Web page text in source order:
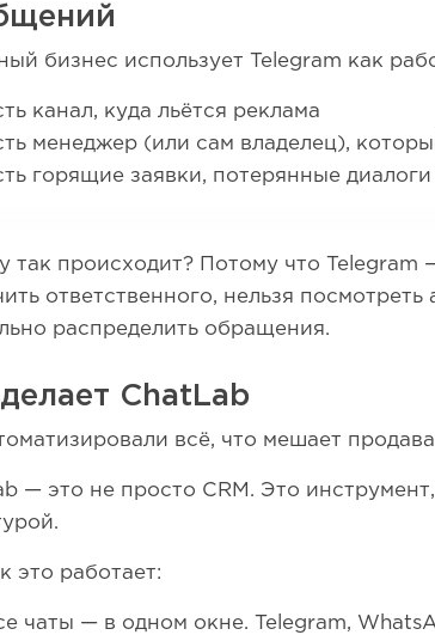
бизнес использует Telegram как
канал, куда льётся реклама
менеджер (или сам владелец),
горящие заявки, потерянные
так происходит? Потому что Telegram
ответственного, нельзя посмотреть
распределить обращения.
ChatLab
всё, что мешает
— это не просто CRM. Это
это работает:
чаты — в одном окне. Telegram,